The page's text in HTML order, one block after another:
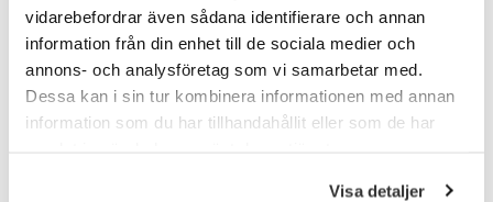
vidarebefordrar även sådana identifierare och annan
information från din enhet till de sociala medier och
annons- och analysföretag som vi samarbetar med.
Dessa kan i sin tur kombinera informationen med annan
information som du har tillhandahållit eller som de har
Visa detaljer
men frågorna som
diskuterades är värda att lyfta
organisationer som vill få fart
på sitt inkluderingsarbete: